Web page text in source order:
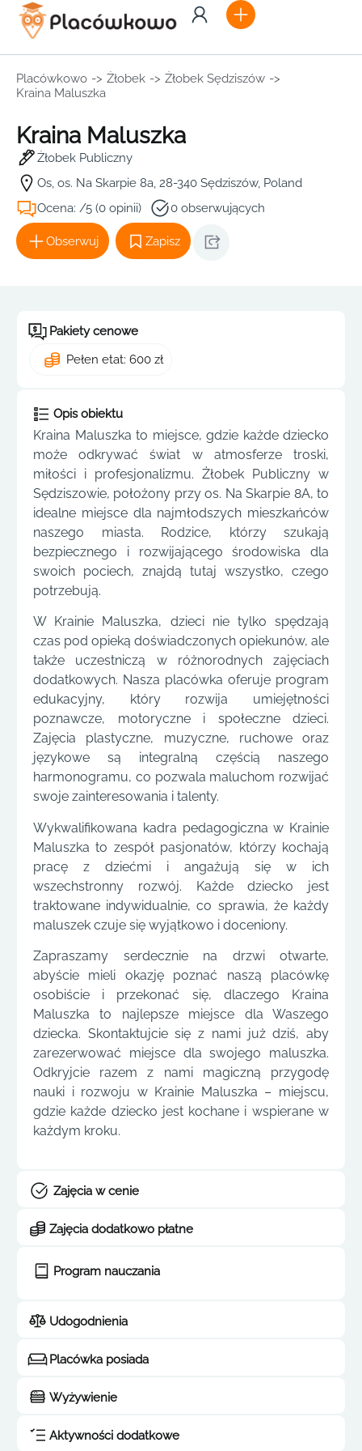
Placówkowo -> Żłobek -> Żłobek Sędziszów ->
Kraina Maluszka
Kraina Maluszka
Żłobek Publiczny
Os, os. Na Skarpie 8a, 28-340 Sędziszów, Poland
Ocena: /5 (0 opinii)
0 obserwujących
Obserwuj Zapisz
Pakiety cenowe
Pełen etat: 600 zł
Opis obiektu
Kraina Maluszka to miejsce, gdzie każde dziecko
może odkrywać świat w atmosferze troski,
miłości i profesjonalizmu. Żłobek Publiczny w
Sędziszowie, położony przy os. Na Skarpie 8A, to
idealne miejsce dla najmłodszych mieszkańców
naszego miasta. Rodzice, którzy szukają
bezpiecznego i rozwijającego środowiska dla
swoich pociech, znajdą tutaj wszystko, czego
potrzebują.
W Krainie Maluszka, dzieci nie tylko spędzają
czas pod opieką doświadczonych opiekunów, ale
także uczestniczą w różnorodnych zajęciach
dodatkowych. Nasza placówka oferuje program
edukacyjny, który rozwija umiejętności
poznawcze, motoryczne i społeczne dzieci.
Zajęcia plastyczne, muzyczne, ruchowe oraz
językowe są integralną częścią naszego
harmonogramu, co pozwala maluchom rozwijać
swoje zainteresowania i talenty.
Wykwalifikowana kadra pedagogiczna w Krainie
Maluszka to zespół pasjonatów, którzy kochają
pracę z dziećmi i angażują się w ich
wszechstronny rozwój. Każde dziecko jest
traktowane indywidualnie, co sprawia, że każdy
maluszek czuje się wyjątkowo i doceniony.
Zapraszamy serdecznie na drzwi otwarte,
abyście mieli okazję poznać naszą placówkę
osobiście i przekonać się, dlaczego Kraina
Maluszka to najlepsze miejsce dla Waszego
dziecka. Skontaktujcie się z nami już dziś, aby
zarezerwować miejsce dla swojego maluszka.
Odkryjcie razem z nami magiczną przygodę
nauki i rozwoju w Krainie Maluszka – miejscu,
gdzie każde dziecko jest kochane i wspierane w
każdym kroku.
Zajęcia w cenie
Zajęcia dodatkowo płatne
Program nauczania
Udogodnienia
Placówka posiada
Wyżywienie
Aktywności dodatkowe